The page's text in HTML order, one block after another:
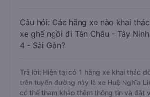
Câu hỏi: Các hãng xe nào khai
xe ghế ngồi đi Tân Châu - Tây
4 - Sài Gòn?
Trả lời: Hiện tại có 1 hãng xe khai thác
trên tuyến đường này là xe Huệ Nghĩa
có thể tham khảo thêm thông tin và đặt